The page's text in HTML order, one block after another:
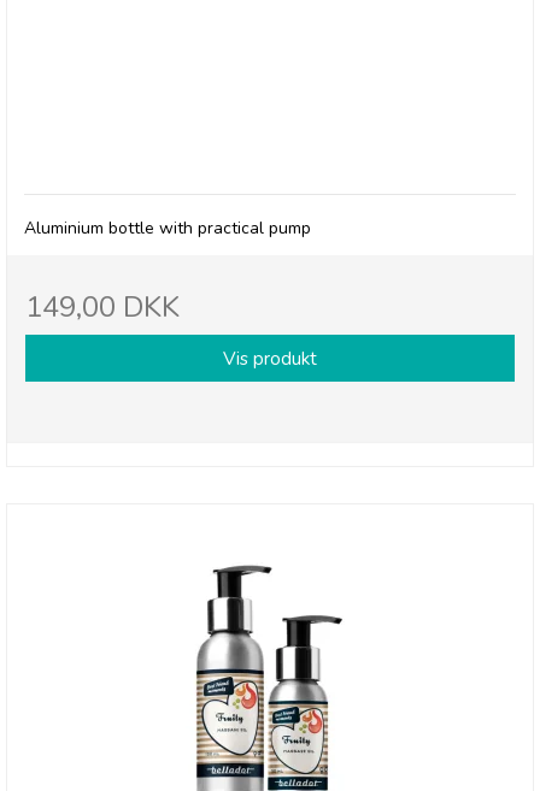
Aluminium bottle with practical pump
149,00 DKK
Vis produkt